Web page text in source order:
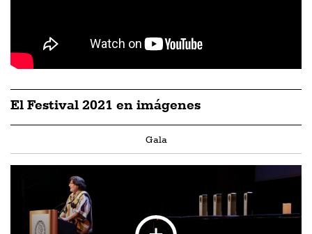
El Festival 2021 en imágenes
Gala